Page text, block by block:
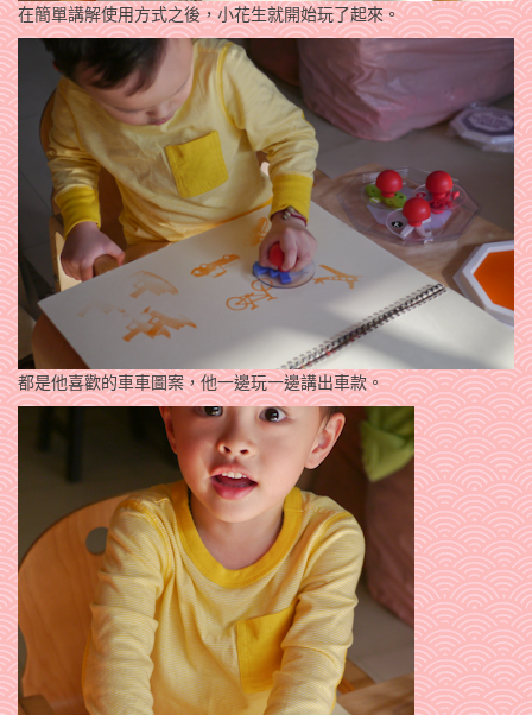
在簡單講解使用方式之後，小花生就開始玩了起來。
都是他喜歡的車車圖案，他一邊玩一邊講出車款。